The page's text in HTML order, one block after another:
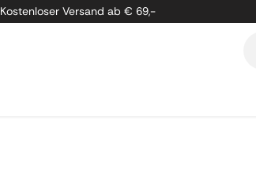
Kostenloser Versand ab € 69,-